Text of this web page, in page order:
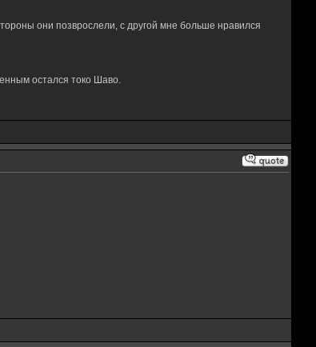
они позврослели, с другой мне больше нравился
остался токо Шаво.